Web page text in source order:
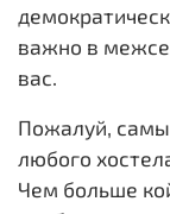
важно в
вас.
Пожалуй,
любого
Чем больше